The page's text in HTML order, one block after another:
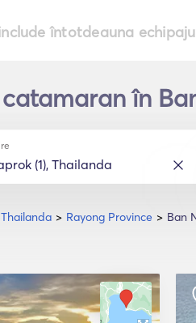
include întotdeauna
în
Thailanda Rayong Province Ban